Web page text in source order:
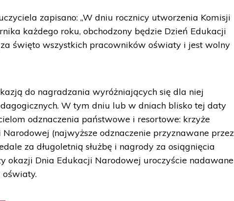
zapisano: „W dniu rocznicy utworzenia Komisji
każdego roku, obchodzony będzie Dzień Edukacji
święto wszystkich pracowników oświaty i jest wolny
do nagradzania wyróżniających się dla niej
W tym dniu lub w dniach blisko tej daty
odznaczenia państwowe i resortowe: krzyże
Narodowej (najwyższe odznaczenie przyznawane przez
za długoletnią służbę i nagrody za osiągnięcia
okazji Dnia Edukacji Narodowej uroczyście nadawane
oświaty.